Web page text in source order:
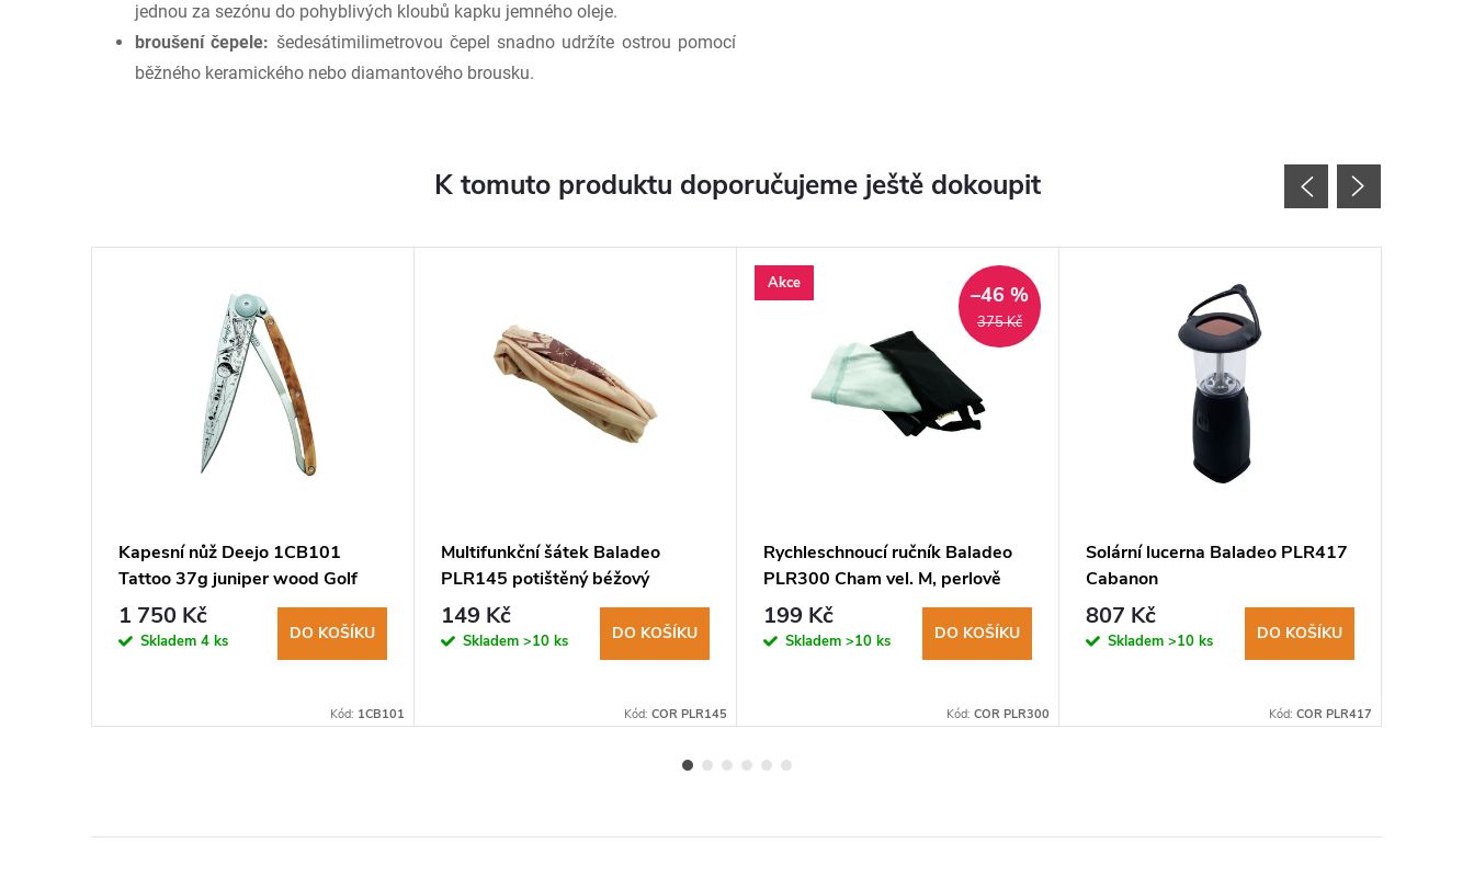
jednou za sezónu do pohyblivých kloubů kapku jemného oleje.
broušení čepele: šedesátimilimetrovou čepel snadno udržíte ostrou pomocí
běžného keramického nebo diamantového brousku.
K tomuto produktu doporučujeme ještě dokoupit
Kapesní nůž Deejo 1CB101
Tattoo 37g juniper wood Golf
1 750 Kč
Skladem 4 ks DO KOŠÍKU
Kód: 1CB101
Multifunkční šátek Baladeo
PLR145 potištěný béžový
149 Kč
Skladem >10 ks DO KOŠÍKU
Kód: COR PLR145
Akce
375 Kč
–46 %
Rychleschnoucí ručník Baladeo
PLR300 Cham vel. M, perlově
šedá, pouzdro
199 Kč
Skladem >10 ks DO KOŠÍKU
Kód: COR PLR300
Solární lucerna Baladeo PLR417
Cabanon
807 Kč
Skladem >10 ks DO KOŠÍKU
Kód: COR PLR417